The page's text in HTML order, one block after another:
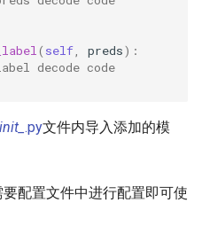
( self preds):
decode code
init_ .py文件内导入添加的模
配置文件中进行配置即可使